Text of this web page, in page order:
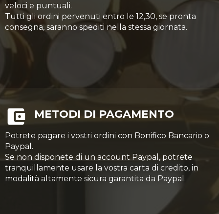
veloci e puntuali.
Tutti gli ordini pervenuti entro le 12,30, se pronta
consegna, saranno spediti nella stessa giornata.
METODI DI PAGAMENTO
Potrete pagare i vostri ordini con Bonifico Bancario o
Paypal.
Se non disponete di un account Paypal, potrete
tranquillamente usare la vostra carta di credito, in
modalità altamente sicura garantita da Paypal.